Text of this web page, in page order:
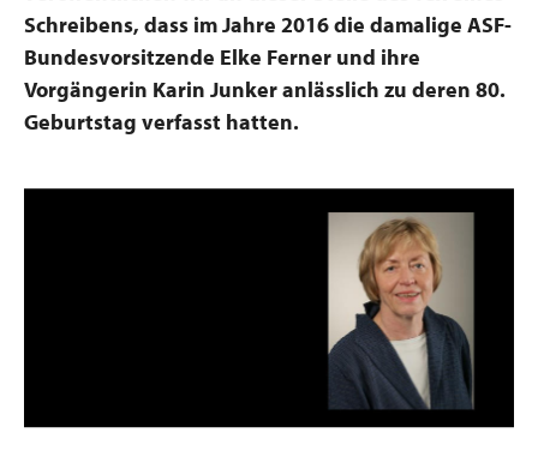
Schreibens, dass im Jahre 2016 die damalige ASF-
Bundesvorsitzende Elke Ferner und ihre
Vorgängerin Karin Junker anlässlich zu deren 80.
Geburtstag verfasst hatten.